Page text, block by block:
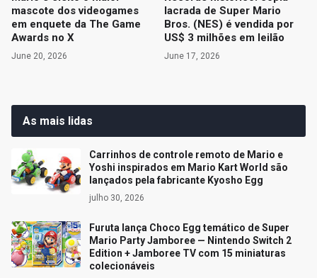
mascote dos videogames
em enquete da The Game
Awards no X
June 20, 2026
lacrada de Super Mario
Bros. (NES) é vendida por
US$ 3 milhões em leilão
June 17, 2026
As mais lidas
Carrinhos de controle remoto de Mario e
Yoshi inspirados em Mario Kart World são
lançados pela fabricante Kyosho Egg
julho 30, 2026
Furuta lança Choco Egg temático de Super
Mario Party Jamboree — Nintendo Switch 2
Edition + Jamboree TV com 15 miniaturas
colecionáveis